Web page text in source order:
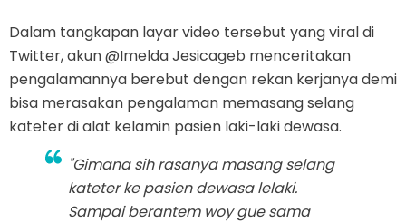
Dalam tangkapan layar video tersebut yang viral di
Twitter, akun @Imelda Jesicageb menceritakan
pengalamannya berebut dengan rekan kerjanya demi
bisa merasakan pengalaman memasang selang
kateter di alat kelamin pasien laki-laki dewasa.
"Gimana sih rasanya masang selang
kateter ke pasien dewasa lelaki.
Sampai berantem woy gue sama